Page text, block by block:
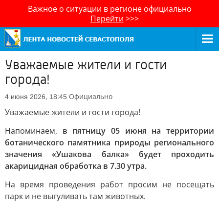
Важное о ситуации в регионе официально
Перейти >>>
Уважаемые жители и гости
города!
4 июня 2026, 18:45 Официально
Уважаемые жители и гости города!
Напоминаем, в пятницу 05 июня на территории
ботанического памятника природы регионального
значения «Ушакова балка» будет проходить
акарицидная обработка в 7.30 утра.
На время проведения работ просим не посещать
парк и не выгуливать там животных.